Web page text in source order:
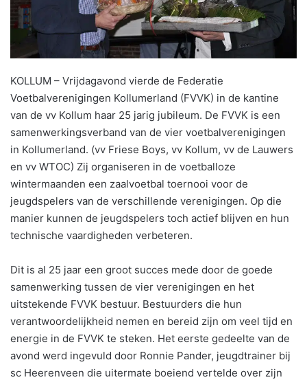
KOLLUM – Vrijdagavond vierde de Federatie
Voetbalverenigingen Kollumerland (FVVK) in de kantine
van de vv Kollum haar 25 jarig jubileum. De FVVK is een
samenwerkingsverband van de vier voetbalverenigingen
in Kollumerland. (vv Friese Boys, vv Kollum, vv de Lauwers
en vv WTOC) Zij organiseren in de voetballoze
wintermaanden een zaalvoetbal toernooi voor de
jeugdspelers van de verschillende verenigingen. Op die
manier kunnen de jeugdspelers toch actief blijven en hun
technische vaardigheden verbeteren.
Dit is al 25 jaar een groot succes mede door de goede
samenwerking tussen de vier verenigingen en het
uitstekende FVVK bestuur. Bestuurders die hun
verantwoordelijkheid nemen en bereid zijn om veel tijd en
energie in de FVVK te steken. Het eerste gedeelte van de
avond werd ingevuld door Ronnie Pander, jeugdtrainer bij
sc Heerenveen die uitermate boeiend vertelde over zijn